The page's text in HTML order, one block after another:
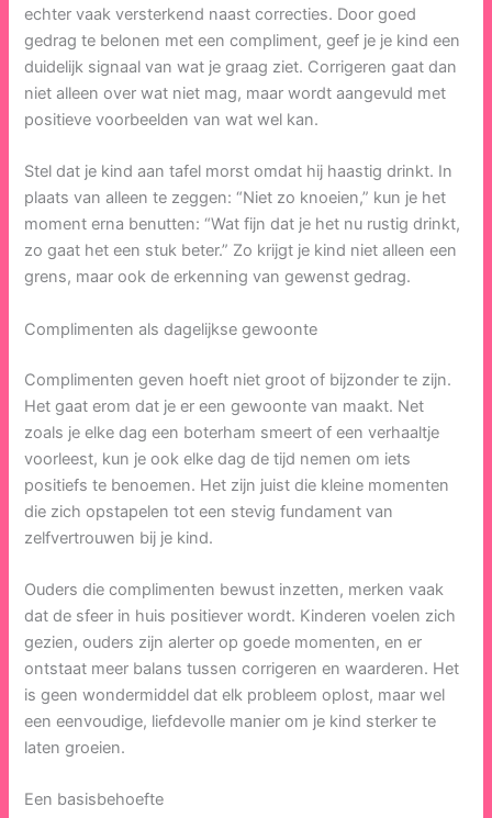
echter vaak versterkend naast correcties. Door goed
gedrag te belonen met een compliment, geef je je kind een
duidelijk signaal van wat je graag ziet. Corrigeren gaat dan
niet alleen over wat niet mag, maar wordt aangevuld met
positieve voorbeelden van wat wel kan.
Stel dat je kind aan tafel morst omdat hij haastig drinkt. In
plaats van alleen te zeggen: “Niet zo knoeien,” kun je het
moment erna benutten: “Wat fijn dat je het nu rustig drinkt,
zo gaat het een stuk beter.” Zo krijgt je kind niet alleen een
grens, maar ook de erkenning van gewenst gedrag.
Complimenten als dagelijkse gewoonte
Complimenten geven hoeft niet groot of bijzonder te zijn.
Het gaat erom dat je er een gewoonte van maakt. Net
zoals je elke dag een boterham smeert of een verhaaltje
voorleest, kun je ook elke dag de tijd nemen om iets
positiefs te benoemen. Het zijn juist die kleine momenten
die zich opstapelen tot een stevig fundament van
zelfvertrouwen bij je kind.
Ouders die complimenten bewust inzetten, merken vaak
dat de sfeer in huis positiever wordt. Kinderen voelen zich
gezien, ouders zijn alerter op goede momenten, en er
ontstaat meer balans tussen corrigeren en waarderen. Het
is geen wondermiddel dat elk probleem oplost, maar wel
een eenvoudige, liefdevolle manier om je kind sterker te
laten groeien.
Een basisbehoefte